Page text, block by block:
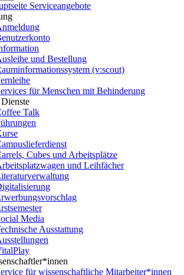
Serviceangebote
und Bestellung
(v:scout)
für Menschen mit Behinderung
Talk
Cubes und Arbeitsplätze
und Leihfächer
Media
Ausstattung
für wissenschaftliche Mitarbeiter*innen